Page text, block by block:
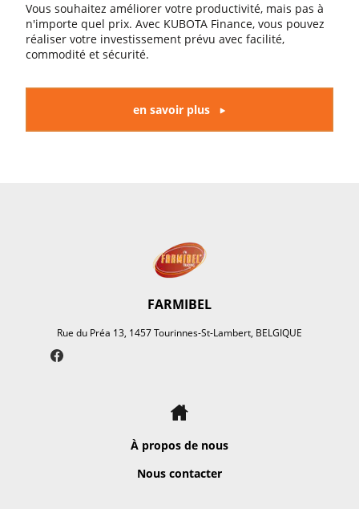
Vous souhaitez améliorer votre productivité, mais pas à
n'importe quel prix. Avec KUBOTA Finance, vous pouvez
réaliser votre investissement prévu avec facilité,
commodité et sécurité.
en savoir plus
FARMIBEL
Rue du Préa 13, 1457 Tourinnes-St-Lambert, BELGIQUE
À propos de nous
Nous contacter